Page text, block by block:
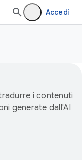
Accedi
i contenuti
generate dall'AI